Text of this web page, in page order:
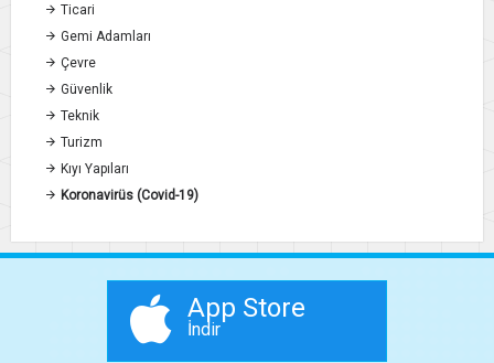
Ticari
Gemi Adamları
Çevre
Güvenlik
Teknik
Turizm
Kıyı Yapıları
Koronavirüs (Covid-19)
App Store
İndir